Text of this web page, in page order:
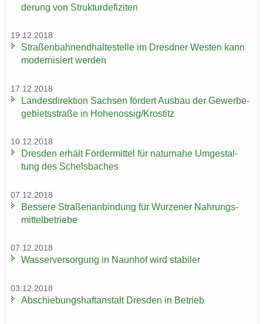
de­rung von Struk­tur­de­fi­zi­ten
19.12.2018
Stra­ßen­bah­nend­hal­te­stel­le im Dresd­ner Wes­ten kann
mo­der­ni­siert wer­den
17.12.2018
Lan­des­di­rek­ti­on Sach­sen för­dert Aus­bau der Ge­wer­be­
ge­biets­stra­ße in Ho­he­nos­sig/Krostitz
10.12.2018
Dres­den er­hält För­der­mit­tel für na­tur­na­he Um­ge­stal­
tung des Schels­ba­ches
07.12.2018
Bes­se­re Stra­ßen­an­bin­dung für Wur­ze­ner Nah­rungs­
mit­tel­be­trie­be
07.12.2018
Was­ser­ver­sor­gung in Naun­hof wird sta­bi­ler
03.12.2018
Ab­schie­bungs­haft­an­stalt Dres­den in Be­trieb